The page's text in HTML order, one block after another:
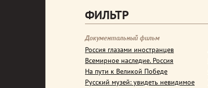
ФИЛЬТР
Документальный фильм
Россия глазами иностранцев
Всемирное наследие. Россия
На пути к Великой Победе
Русский музей: увидеть невидимое